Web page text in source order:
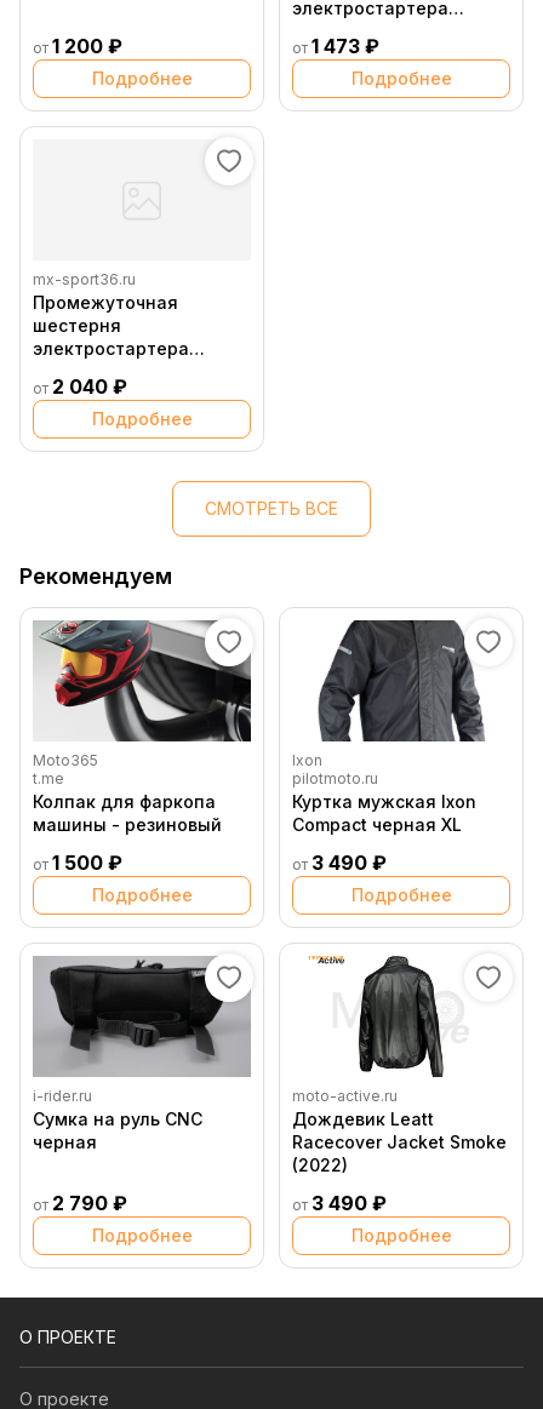
(NC250), без пальца
от 1 200 ₽
Подробнее
электростартера
(NC250)
от 1 473 ₽
Подробнее
mx-sport36.ru
Промежуточная
шестерня
электростартера
45 зубьев
от 2 040 ₽
Подробнее
СМОТРЕТЬ ВСЕ
Рекомендуем
Moto365
t.me
Колпак для фаркопа
машины - резиновый
от 1 500 ₽
Подробнее
Ixon
pilotmoto.ru
Куртка мужская Ixon
Compact черная XL
от 3 490 ₽
Подробнее
i-rider.ru
Сумка на руль CNC
черная
от 2 790 ₽
Подробнее
moto-active.ru
Дождевик Leatt
Racecover Jacket Smoke
(2022)
от 3 490 ₽
Подробнее
О ПРОЕКТЕ
О проекте